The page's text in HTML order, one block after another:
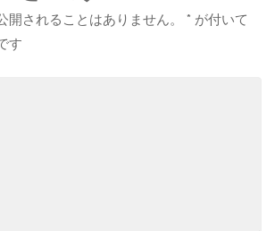
開されることはありません。 * が付いて
す